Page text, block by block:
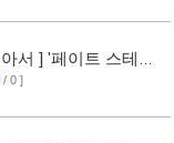
서 ] '페이트 스테이
[45]
/ 0 ]